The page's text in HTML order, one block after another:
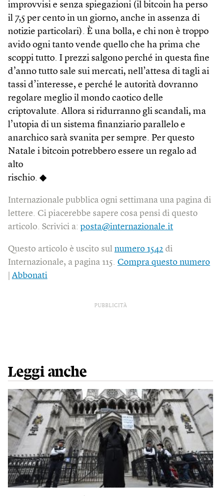
improvvisi e senza spiegazioni (il bitcoin ha perso
il 7,5 per cento in un giorno, anche in assenza di
notizie particolari). È una bolla, e chi non è troppo
avido ogni tanto vende quello che ha prima che
scoppi tutto. I prezzi salgono perché in questa fine
d’anno tutto sale sui mercati, nell’attesa di tagli ai
tassi d’interesse, e perché le autorità dovranno
regolare meglio il mondo caotico delle
criptovalute. Allora si ridurranno gli scandali, ma
l’utopia di un sistema finanziario parallelo e
anarchico sarà svanita per sempre. Per questo
Natale i bitcoin potrebbero essere un regalo ad
alto
rischio. ◆
Internazionale pubblica ogni settimana una pagina di
lettere. Ci piacerebbe sapere cosa pensi di questo
articolo. Scrivici a: posta@internazionale.it
Questo articolo è uscito sul numero 1542 di
Internazionale, a pagina 115. Compra questo numero
Abbonati
PUBBLICITÀ
Leggi anche